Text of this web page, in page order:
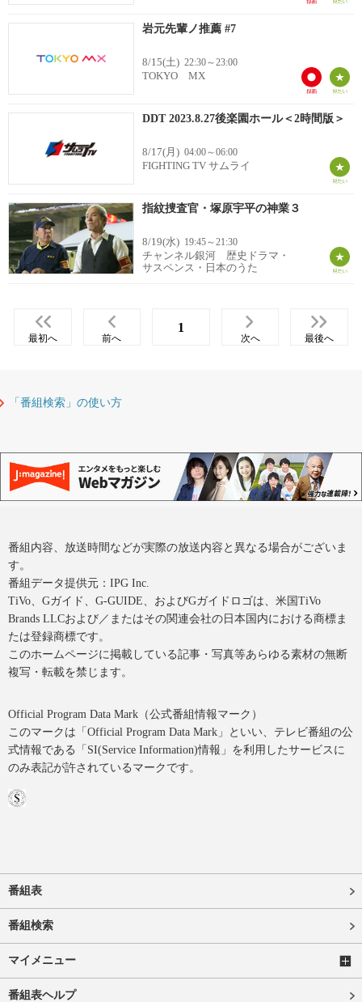
岩元先輩ノ推薦 #7
8/15(土) 22:30～23:00
TOKYO MX
DDT 2023.8.27後楽園ホール＜2時間版＞
8/17(月) 04:00～06:00
FIGHTING TV サムライ
指紋捜査官・塚原宇平の神業３
8/19(水) 19:45～21:30
チャンネル銀河 歴史ドラマ・
サスペンス・日本のうた
最初へ 前へ
1
次へ 最後へ
「番組検索」の使い方
番組内容、放送時間などが実際の放送内容と異なる場合がございま
す。
番組データ提供元：IPG Inc.
TiVo、Gガイド、G-GUIDE、およびGガイドロゴは、米国TiVo
Brands LLCおよび／またはその関連会社の日本国内における商標ま
たは登録商標です。
このホームページに掲載している記事・写真等あらゆる素材の無断
複写・転載を禁じます。
Official Program Data Mark（公式番組情報マーク）
このマークは「Official Program Data Mark」といい、テレビ番組の公
式情報である「SI(Service Information)情報」を利用したサービスに
のみ表記が許されているマークです。
番組表
番組検索
マイメニュー
番組表ヘルプ